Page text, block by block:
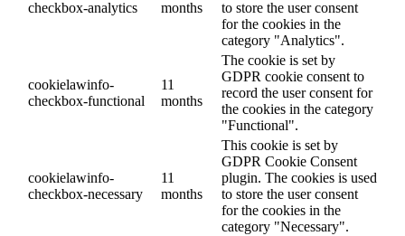
checkbox-analytics months
to store the user consent
for the cookies in the
category "Analytics".
cookielawinfo-
checkbox-functional
11
months
The cookie is set by
GDPR cookie consent to
record the user consent for
the cookies in the category
"Functional".
cookielawinfo-
checkbox-necessary
11
months
This cookie is set by
GDPR Cookie Consent
plugin. The cookies is used
to store the user consent
for the cookies in the
category "Necessary".